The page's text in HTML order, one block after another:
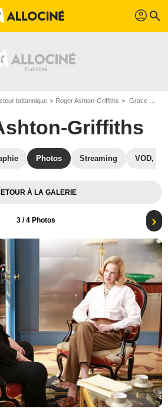
profil search
britannique Roger Ashton-Griffiths Grace de Monaco : Photo Nicole Kidman, Roger Ashton-Griffiths
Griffiths
Photos Streaming VOD,
À LA GALERIE
3 / 4 Photos